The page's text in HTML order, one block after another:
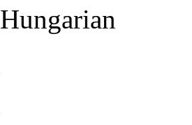
Hungarian